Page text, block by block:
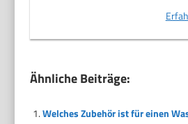
Ähnliche Beiträge:
Welches Zubehör ist für einen